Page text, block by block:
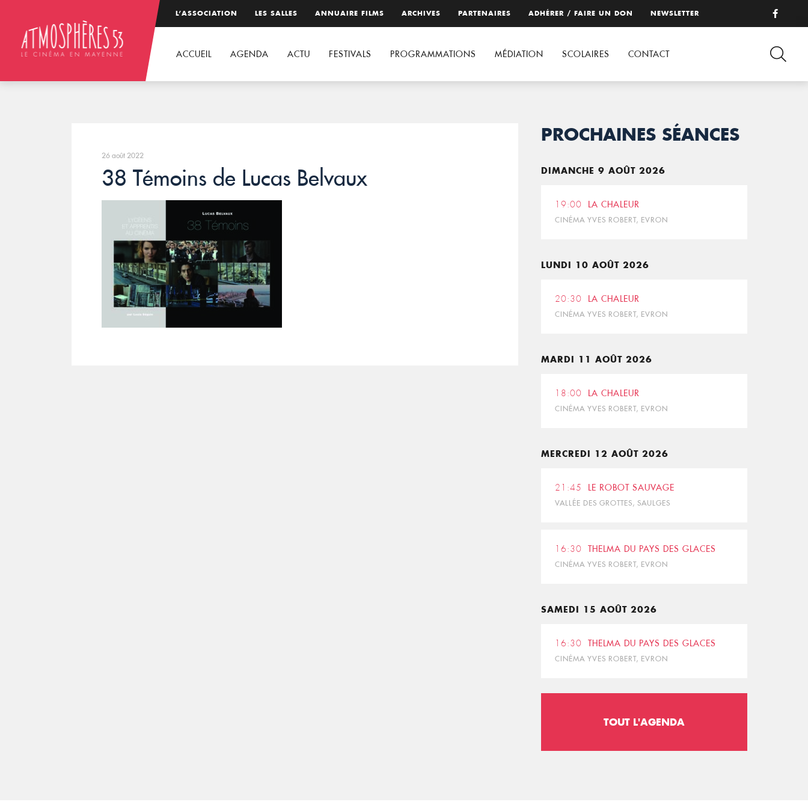
L’ASSOCIATION LES SALLES ANNUAIRE FILMS ARCHIVES PARTENAIRES ADHÉRER / FAIRE UN DON NEWSLETTER
ACCUEIL AGENDA ACTU FESTIVALS PROGRAMMATIONS MÉDIATION SCOLAIRES CONTACT
26 août 2022
38 Témoins de Lucas Belvaux
PROCHAINES SÉANCES
DIMANCHE 9 AOÛT 2026
19:00 LA CHALEUR
CINÉMA YVES ROBERT, EVRON
LUNDI 10 AOÛT 2026
20:30 LA CHALEUR
CINÉMA YVES ROBERT, EVRON
MARDI 11 AOÛT 2026
18:00 LA CHALEUR
CINÉMA YVES ROBERT, EVRON
MERCREDI 12 AOÛT 2026
21:45 LE ROBOT SAUVAGE
VALLÉE DES GROTTES, SAULGES
16:30 THELMA DU PAYS DES GLACES
CINÉMA YVES ROBERT, EVRON
SAMEDI 15 AOÛT 2026
16:30 THELMA DU PAYS DES GLACES
CINÉMA YVES ROBERT, EVRON
TOUT L'AGENDA